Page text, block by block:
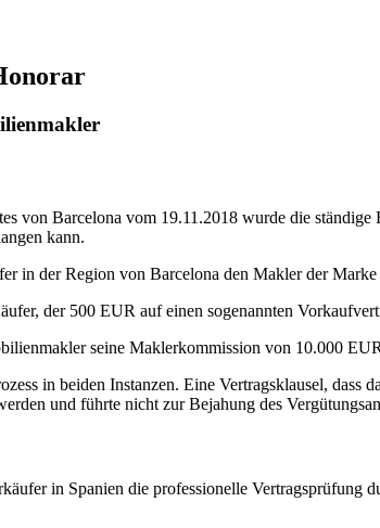
von Barcelona vom 19.11.2018 wurde die
kann.
in der Region von Barcelona den Makler der
der 500 EUR auf einen sogenannten
seine Maklerkommission von 10.000
in beiden Instanzen. Eine Vertragsklausel, dass
und führte nicht zur Bejahung des
in Spanien die professionelle